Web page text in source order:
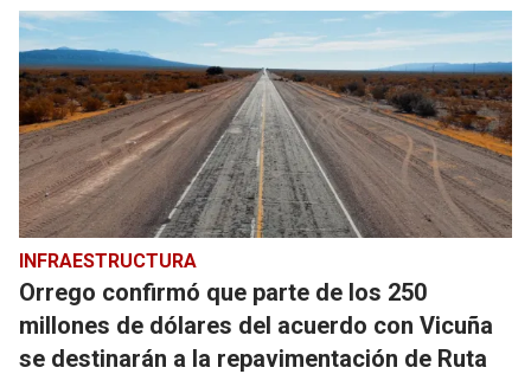
INFRAESTRUCTURA
Orrego confirmó que parte de los 250
millones de dólares del acuerdo con Vicuña
se destinarán a la repavimentación de Ruta